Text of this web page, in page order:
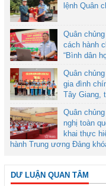
lệnh Quân
Quân
cách hành
“Bình dân
Quân
gia đình
Tây Giang,
Quân
nghị toàn
khai thực
hành Trung ương Đảng
DƯ LUẬN QUAN TÂM